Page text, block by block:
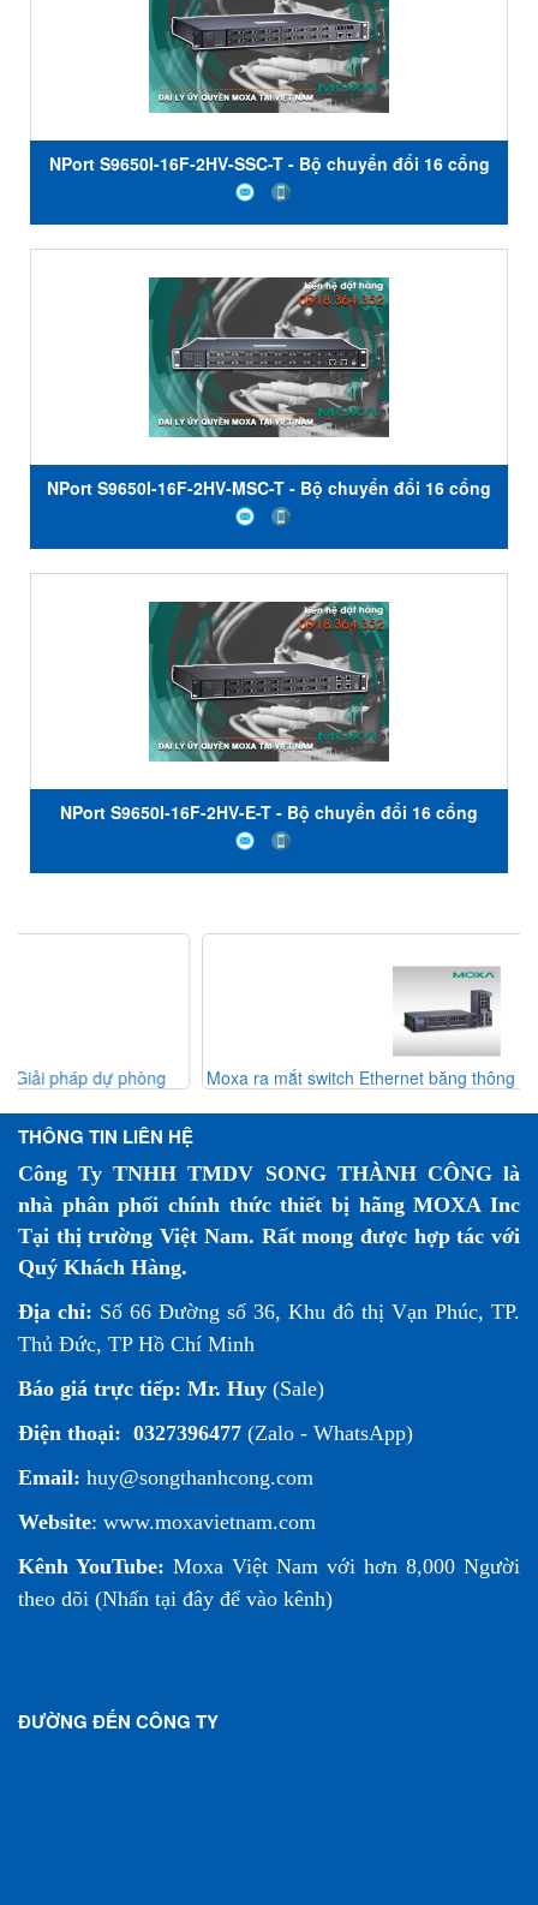
NPort S9650I-16F-2HV-SSC-T - Bộ chuyển đổi 16 cổng
RS-232/422/485 sang 2 cổng Ethernet - Đầu nối ST đa
chế độ - Kết nối SC chế độ đơn - Nhiệt độ hoạt động
NPort S9650I-16F-2HV-MSC-T - Bộ chuyển đổi 16 cổng
RS-232/422/485 sang 2 cổng Ethernet - Đầu nối ST đa
chế độ - Nhiệt độ hoạt động -40 đến 85 ° C - Moxa Việt
NPort S9650I-16F-2HV-E-T - Bộ chuyển đổi 16 cổng
RS-232/422/485 sang 2 cổng Ethernet rackmount - Đầu
nối ST đa chế độ - Nhiệt độ hoạt động -40 đến 85 ° C -
Moxa ra mắt switch Ethernet băng thông cao MRX-Q/G4064 và
THÔNG TIN LIÊN HỆ
Công Ty TNHH TMDV SONG THÀNH CÔNG là
nhà phân phối chính thức thiết bị hãng MOXA Inc
Tại thị trường Việt Nam. Rất mong được hợp tác với
Quý Khách Hàng.
Địa chỉ: Số 66 Đường số 36, Khu đô thị Vạn Phúc, TP.
Thủ Đức, TP Hồ Chí Minh
Báo giá trực tiếp: Mr. Huy (Sale)
Điện thoại: 0327396477 (Zalo - WhatsApp)
Email: huy@songthanhcong.com
Website: www.moxavietnam.com
Kênh YouTube: Moxa Việt Nam với hơn 8,000 Người
theo dõi (Nhấn tại đây để vào kênh)
ĐƯỜNG ĐẾN CÔNG TY